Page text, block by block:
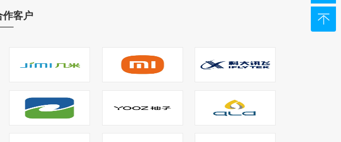
作客户